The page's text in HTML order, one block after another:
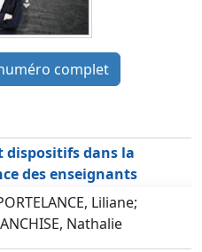
dispositifs dans la
des enseignants
Liliane;
Nathalie
complet